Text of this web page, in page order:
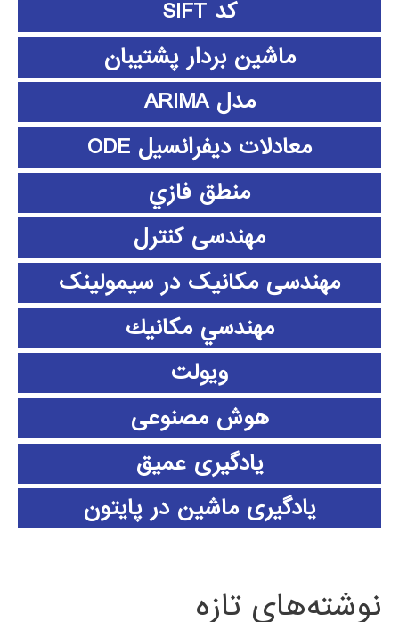
کد SIFT
ماشین بردار پشتیبان
مدل ARIMA
معادلات دیفرانسیل ODE
منطق فازي
مهندسی کنترل
مهندسی مکانیک در سیمولینک
مهندسي مكانيك
ویولت
هوش مصنوعی
یادگیری عمیق
یادگیری ماشین در پایتون
نوشته‌های تازه